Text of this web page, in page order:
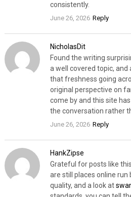
consistently.
June 26, 2026 Reply
NicholasDit
Found the writing
a well covered topic, and
that freshness going
original perspective on
come by and this site
the conversation rather
June 26, 2026 Reply
HankZipse
Grateful for posts like
are still places online
quality, and a look at